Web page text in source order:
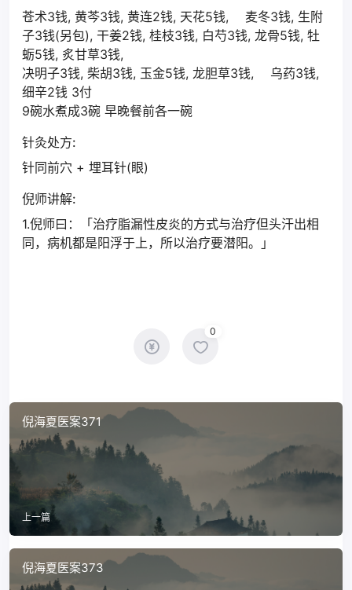
苍术3钱, 黄芩3钱, 黄连2钱, 天花5钱, 麦冬3钱, 生附
子3钱(另包), 干姜2钱, 桂枝3钱, 白芍3钱, 龙骨5钱, 牡
蛎5钱, 炙甘草3钱,
决明子3钱, 柴胡3钱, 玉金5钱, 龙胆草3钱, 乌药3钱,
细辛2钱 3付
9碗水煮成3碗 早晚餐前各一碗
针灸处方:
针同前穴 + 埋耳针(眼)
倪师讲解:
1.倪师曰：「治疗脂漏性皮炎的方式与治疗但头汗出相
同，病机都是阳浮于上，所以治疗要潜阳。」
0
倪海夏医案371
上一篇
倪海夏医案373